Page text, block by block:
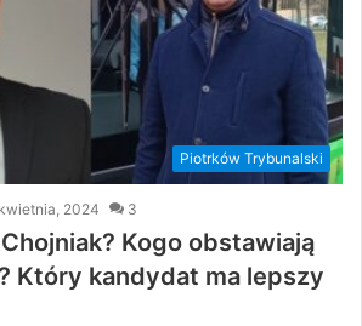
Piotrków Trybunalski
2024 3
Kogo obstawiają
Który kandydat ma lepszy